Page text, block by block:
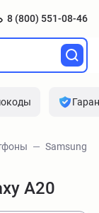
8 (800) 551-08-46
Samsung
A20